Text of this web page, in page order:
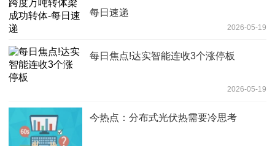
每日速递
2026-05-19
每日焦点!达实智能连收3个涨停板
2026-05-19
今热点：分布式光伏热需要冷思考